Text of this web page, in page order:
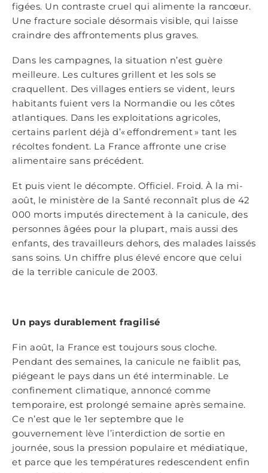
figées. Un contraste cruel qui alimente la rancœur.
Une fracture sociale désormais visible, qui laisse
craindre des affrontements plus graves.
Dans les campagnes, la situation n’est guère
meilleure. Les cultures grillent et les sols se
craquellent. Des villages entiers se vident, leurs
habitants fuient vers la Normandie ou les côtes
atlantiques. Dans les exploitations agricoles,
certains parlent déjà d’« effondrement » tant les
récoltes fondent. La France affronte une crise
alimentaire sans précédent.
Et puis vient le décompte. Officiel. Froid. À la mi-
août, le ministère de la Santé reconnaît plus de 42
000 morts imputés directement à la canicule, des
personnes âgées pour la plupart, mais aussi des
enfants, des travailleurs dehors, des malades laissés
sans soins. Un chiffre plus élevé encore que celui
de la terrible canicule de 2003.
Un pays durablement fragilisé
Fin août, la France est toujours sous cloche.
Pendant des semaines, la canicule ne faiblit pas,
piégeant le pays dans un été interminable. Le
confinement climatique, annoncé comme
temporaire, est prolongé semaine après semaine.
Ce n’est que le 1er septembre que le
gouvernement lève l’interdiction de sortie en
journée, sous la pression populaire et médiatique,
et parce que les températures redescendent enfin